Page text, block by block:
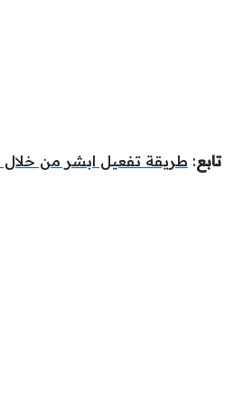
تابع: طريقة تفعيل ابشر من خلال